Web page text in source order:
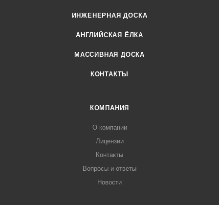
ИНЖЕНЕРНАЯ ДОСКА
АНГЛИЙСКАЯ ЁЛКА
МАССИВНАЯ ДОСКА
КОНТАКТЫ
КОМПАНИЯ
О компании
Лицензии
Контакты
Вопросы и ответы
Новости